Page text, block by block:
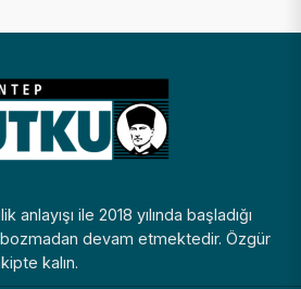
ile 2018 yılında başladığı
bozmadan devam etmektedir. Özgür
kalın.